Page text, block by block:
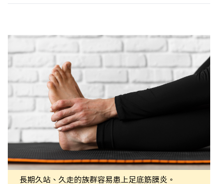
長期久站、久走的族群容易患上足底筋膜炎。